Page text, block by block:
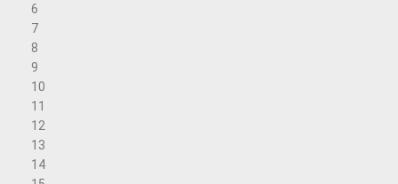
6
7
8
9
10
11
12
13
14